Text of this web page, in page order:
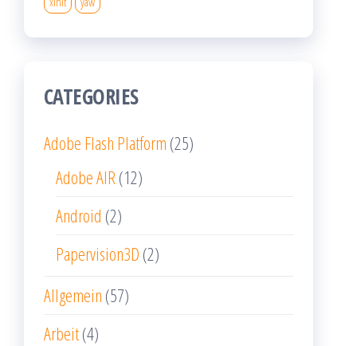
CATEGORIES
Adobe Flash Platform (25)
Adobe AIR (12)
Android (2)
Papervision3D (2)
Allgemein (57)
Arbeit(4)